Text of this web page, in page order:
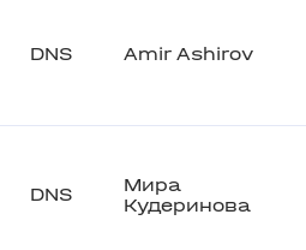
DNS Amir Ashirov
DNS
Мира
Кудеринова